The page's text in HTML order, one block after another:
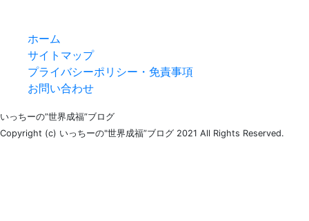
ホーム
サイトマップ
プライバシーポリシー・免責事項
お問い合わせ
いっちーの”世界成福”ブログ
Copyright (c) いっちーの"世界成福”ブログ 2021 All Rights Reserved.